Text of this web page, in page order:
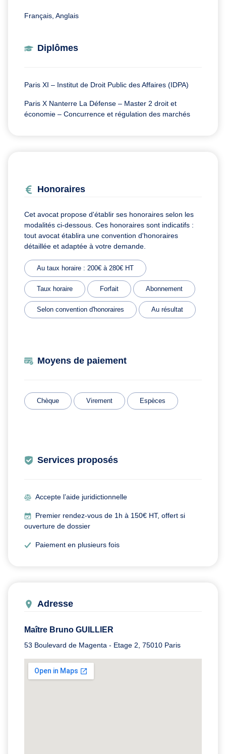
Français, Anglais
Diplômes
Paris XI – Institut de Droit Public des Affaires (IDPA)
Paris X Nanterre La Défense – Master 2 droit et
économie – Concurrence et régulation des marchés
Honoraires
Cet avocat propose d'établir ses honoraires selon les
modalités ci-dessous. Ces honoraires sont indicatifs :
tout avocat établira une convention d'honoraires
détaillée et adaptée à votre demande.
Au taux horaire : 200€ à 280€ HT
Taux horaire Forfait Abonnement
Selon convention d'honoraires Au résultat
Moyens de paiement
Chèque Virement Espèces
Services proposés
Accepte l’aide juridictionnelle
Premier rendez-vous de 1h à 150€ HT, offert si
ouverture de dossier
Paiement en plusieurs fois
Adresse
Maître Bruno GUILLIER
53 Boulevard de Magenta - Etage 2, 75010 Paris